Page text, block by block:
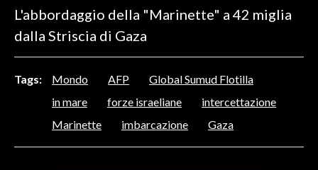
CALCIO REGIONALE
BASKET
MOTORI
ALTRI SPORT
L'abbordaggio della "Marinette" a 42 miglia
dalla Striscia di Gaza
Tags: Mondo AFP
Global Sumud Flotilla
in mare
forze israeliane
intercettazione
Marinette
imbarcazione Gaza